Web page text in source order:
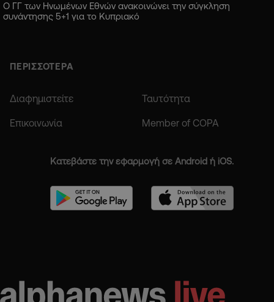
Ο ΓΓ των Ηνωμένων Εθνών ανακοινώνει την σύγκληση
συνάντησης 5+1 για το Κυπριακό
ΠΕΡΙΣΣΟΤΕΡΑ
Διαφημιστείτε Ταυτότητα
Επικοινωνία Member of COPA
Κατεβάστε την εφαρμογή σε Android ή iOS.